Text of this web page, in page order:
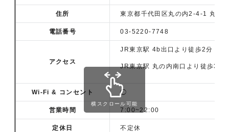
住所 東京都千代田区丸の内2-4-1 丸の
電話番号 03-5220-7748
アクセス
JR東京駅 4b出口より徒歩2分
JR東京駅 丸の内南口より徒歩3分
Wi-Fi & コンセント ◯
営業時間 7:00~22:00
定休日 不定休
横スクロール可能